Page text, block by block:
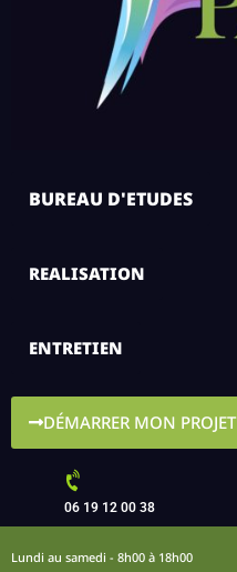
BUREAU D'ETUDES
REALISATION
ENTRETIEN
DÉMARRER MON PROJET
06 19 12 00 38
Lundi au samedi - 8h00 à 18h00